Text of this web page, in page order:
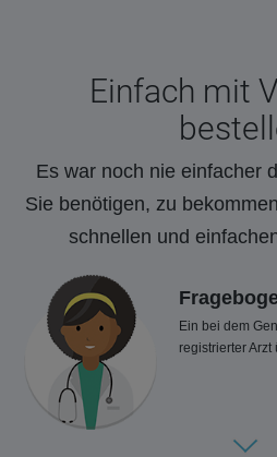
Einfach mit
Es war noch nie einfacher
Sie benötigen, zu
schnellen und
Ein bei dem
registrierter Arzt